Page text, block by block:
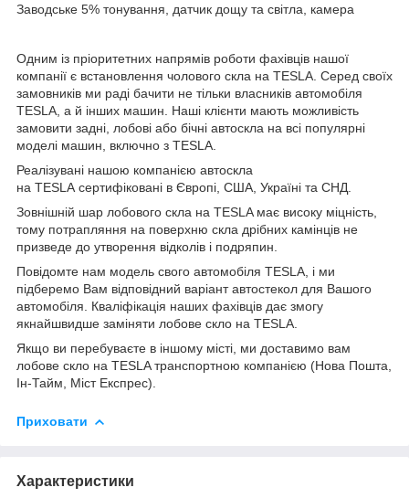
Заводське 5% тонування, датчик дощу та світла, камера
Одним із пріоритетних напрямів роботи фахівців нашої
компанії є встановлення чолового скла на TESLA. Серед своїх
замовників ми раді бачити не тільки власників автомобіля
TESLA, а й інших машин. Наші клієнти мають можливість
замовити задні, лобові або бічні автоскла на всі популярні
моделі машин, включно з TESLA.
Реалізувані нашою компанією автоскла
на TESLA сертифіковані в Європі, США, Україні та СНД.
Зовнішній шар лобового скла на TESLA має високу міцність,
тому потрапляння на поверхню скла дрібних камінців не
призведе до утворення відколів і подряпин.
Повідомте нам модель свого автомобіля TESLA, і ми
підберемо Вам відповідний варіант автостекол для Вашого
автомобіля. Кваліфікація наших фахівців дає змогу
якнайшвидше заміняти лобове скло на TESLA.
Якщо ви перебуваєте в іншому місті, ми доставимо вам
лобове скло на TESLA транспортною компанією (Нова Пошта,
Ін-Тайм, Міст Експрес).
Приховати
Характеристики